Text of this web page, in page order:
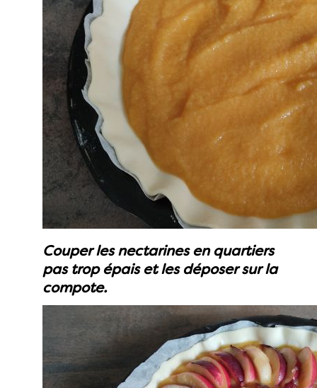
Couper les nectarines en quartiers
pas trop épais et les déposer sur la
compote.